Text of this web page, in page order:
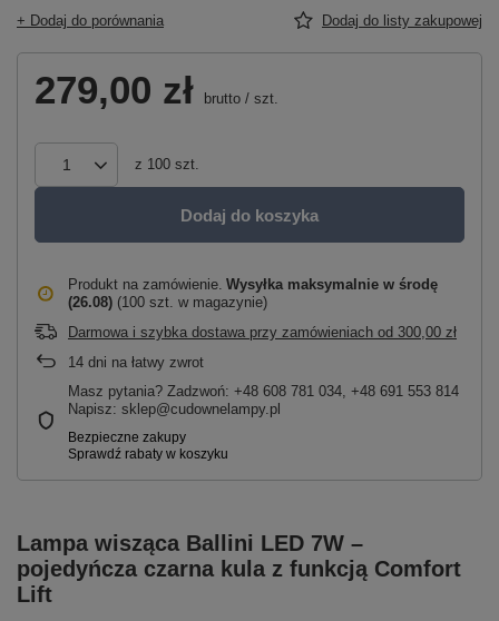
+ Dodaj do porównania Dodaj do listy zakupowej
279,00 zł brutto / szt.
z 100 szt.
Dodaj do koszyka
Produkt na zamówienie Wysyłka maksymalnie w środę
(26.08) (100 szt. w magazynie)
Darmowa i szybka dostawa przy zamówieniach od 300,00 zł
14 dni na łatwy zwrot
Masz pytania? Zadzwoń: +48 608 781 034, +48 691 553 814
Napisz: sklep@cudownelampy.pl
Lampa wisząca Ballini LED 7W –
pojedyńcza czarna kula z funkcją Comfort
Lift